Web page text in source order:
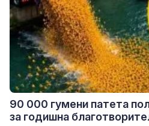
90 000 гумени патета
за годишна